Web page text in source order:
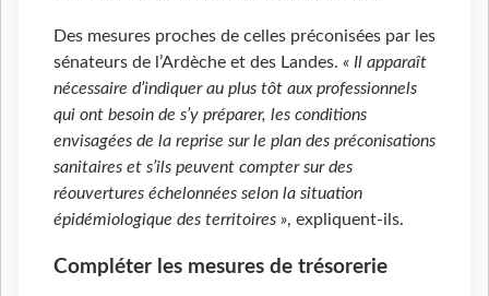
Des mesures proches de celles préconisées par les
sénateurs de l’Ardèche et des Landes. « Il apparaît
nécessaire d’indiquer au plus tôt aux professionnels
qui ont besoin de s’y préparer, les conditions
envisagées de la reprise sur le plan des préconisations
sanitaires et s’ils peuvent compter sur des
réouvertures échelonnées selon la situation
épidémiologique des territoires », expliquent-ils.
Compléter les mesures de trésorerie